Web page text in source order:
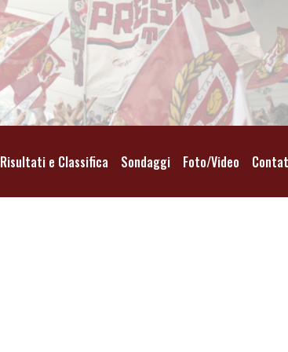
Risultati e Classifica Sondaggi Foto/Video